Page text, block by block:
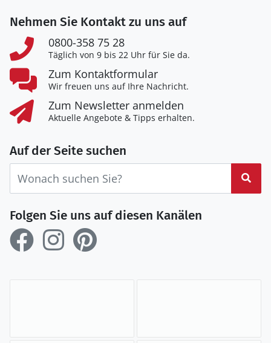
Nehmen Sie Kontakt zu uns auf
0800-358 75 28
Täglich von 9 bis 22 Uhr für Sie da.
Zum Kontaktformular
Wir freuen uns auf Ihre Nachricht.
Zum Newsletter anmelden
Aktuelle Angebote & Tipps erhalten.
Auf der Seite suchen
Folgen Sie uns auf diesen Kanälen